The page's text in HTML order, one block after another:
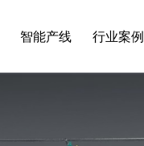
智能产线 行业案例